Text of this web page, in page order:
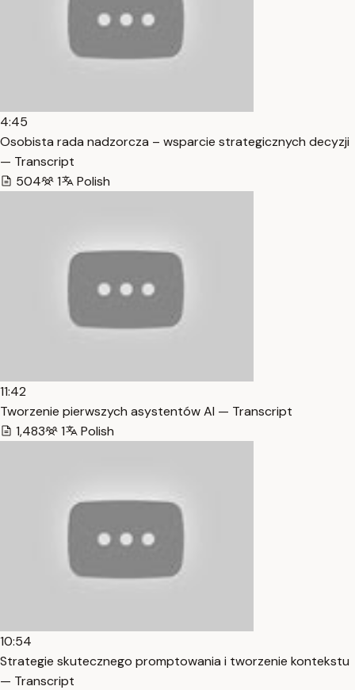
4:45
Osobista rada nadzorcza – wsparcie strategicznych decyzji
— Transcript
504
1 Polish
11:42
Tworzenie pierwszych asystentów AI — Transcript
1,483
1 Polish
10:54
Strategie skutecznego promptowania i tworzenie kontekstu
— Transcript